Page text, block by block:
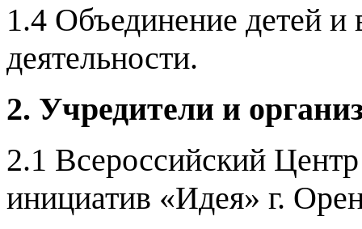
1.4 Объединение детей и
деятельности.
2. Учредители и
2.1 Всероссийский
инициатив «Идея» г.